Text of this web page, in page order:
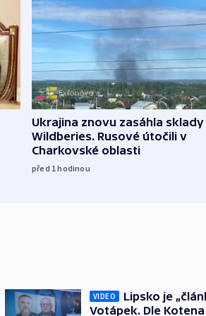
Ukrajina znovu zasáhla sklady
Wildberies. Rusové útočili v
Charkovské oblasti
před 1hodinou
VIDEO
Lipsko je
Votápek. Dle